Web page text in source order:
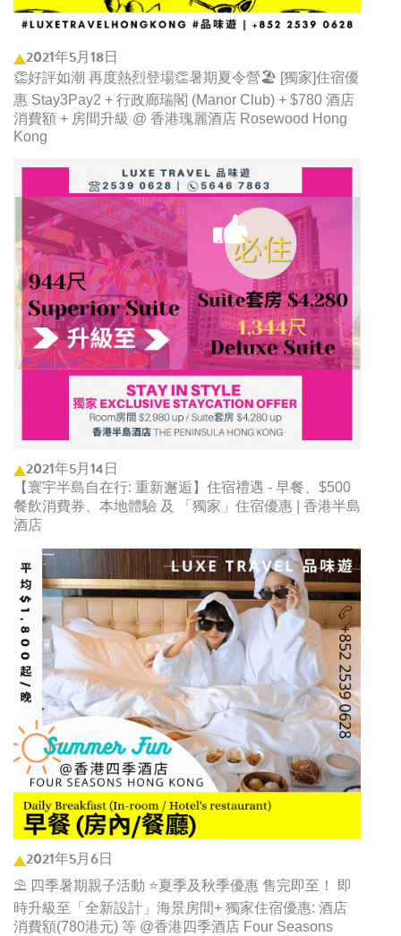
2021年5月18日
👏好評如潮 再度熱烈登場👏暑期夏令營🏖️ [獨家]住宿優
惠 Stay3Pay2 + 行政廊瑞閣 (Manor Club) + $780 酒店
消費額 + 房間升級 @ 香港瑰麗酒店 Rosewood Hong
Kong
2021年5月14日
【寰宇半島自在行: 重新邂逅】住宿禮遇 - 早餐、$500
餐飲消費券、本地體驗 及 「獨家」住宿優惠 | 香港半島
酒店
2021年5月6日
⛱️ 四季暑期親子活動 ⭐夏季及秋季優惠 售完即至！ 即
時升級至「全新設計」海景房間+ 獨家住宿優惠: 酒店
消費額(780港元) 等 @香港四季酒店 Four Seasons